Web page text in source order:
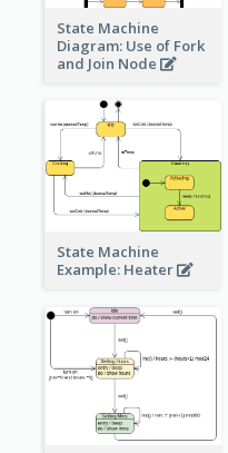
State Machine
Diagram: Use of Fork
and Join Node
State Machine
Example: Heater